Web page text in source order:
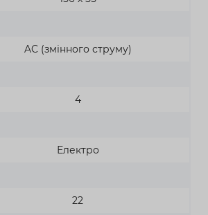
AC (змінного струму)
4
Електро
22